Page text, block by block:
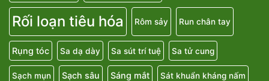
Rối loạn tiêu hóa Rôm sảy Run chân tay
Rụng tóc Sa dạ dày Sa sút trí tuệ Sa tử cung
Sạch mụn Sạch sâu Sáng mắt Sát khuẩn kháng nấm